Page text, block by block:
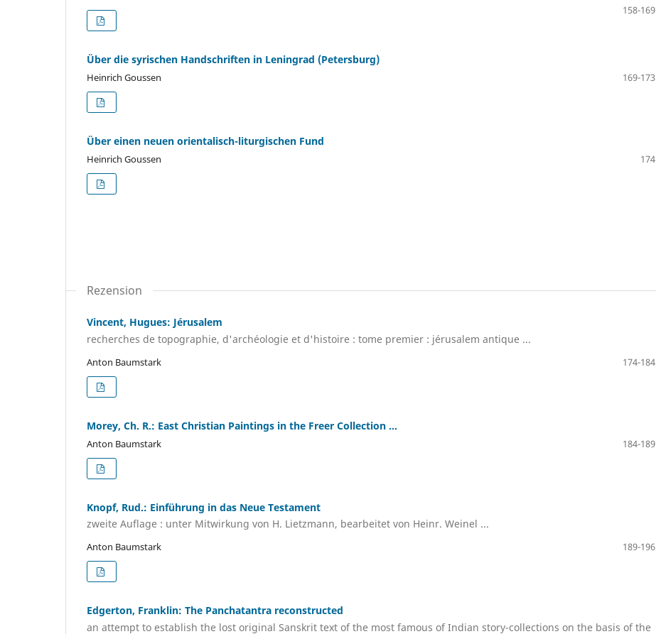
158-169
Über die syrischen Handschriften in Leningrad (Petersburg)
Heinrich Goussen 169-173
Über einen neuen orientalisch-liturgischen Fund
Heinrich Goussen 174
Rezension
Vincent, Hugues: Jérusalem
recherches de topographie, d'archéologie et d'histoire : tome premier : jérusalem antique ...
Anton Baumstark 174-184
Morey, Ch. R.: East Christian Paintings in the Freer Collection ...
Anton Baumstark 184-189
Knopf, Rud.: Einführung in das Neue Testament
zweite Auflage : unter Mitwirkung von H. Lietzmann, bearbeitet von Heinr. Weinel ...
Anton Baumstark 189-196
Edgerton, Franklin: The Panchatantra reconstructed
an attempt to establish the lost original Sanskrit text of the most famous of Indian story-collections on the basis of the